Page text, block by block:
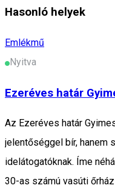
Hasonló helyek
Emlékmű
Nyitva
Ezeréves határ
Az Ezeréves határ
jelentőséggel bír, hanem
idelátogatóknak. Íme
30-as számú vasúti